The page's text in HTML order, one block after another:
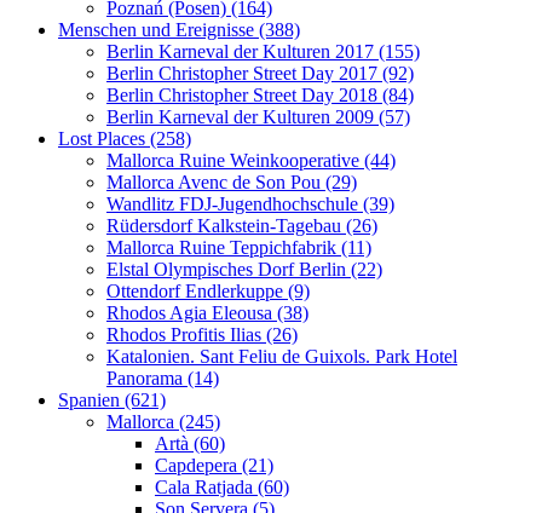
Poznań (Posen) (164)
Menschen und Ereignisse (388)
Berlin Karneval der Kulturen 2017 (155)
Berlin Christopher Street Day 2017 (92)
Berlin Christopher Street Day 2018 (84)
Berlin Karneval der Kulturen 2009 (57)
Lost Places (258)
Mallorca Ruine Weinkooperative (44)
Mallorca Avenc de Son Pou (29)
Wandlitz FDJ-Jugendhochschule (39)
Rüdersdorf Kalkstein-Tagebau (26)
Mallorca Ruine Teppichfabrik (11)
Elstal Olympisches Dorf Berlin (22)
Ottendorf Endlerkuppe (9)
Rhodos Agia Eleousa (38)
Rhodos Profitis Ilias (26)
Katalonien. Sant Feliu de Guixols. Park Hotel
Panorama (14)
Spanien (621)
Mallorca (245)
Artà (60)
Capdepera (21)
Cala Ratjada (60)
Son Servera (5)